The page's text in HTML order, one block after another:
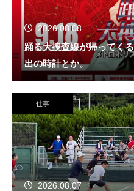
2026.08.08
踊る大捜査線が帰ってく
出の時計とか。
仕事
2026.08.07